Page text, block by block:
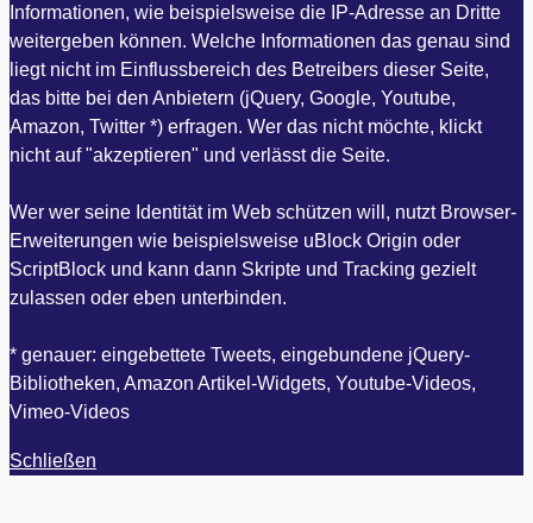
Informationen, wie beispielsweise die IP-Adresse an Dritte
weitergeben können. Welche Informationen das genau sind
liegt nicht im Einflussbereich des Betreibers dieser Seite,
das bitte bei den Anbietern (jQuery, Google, Youtube,
Amazon, Twitter *) erfragen. Wer das nicht möchte, klickt
nicht auf "akzeptieren" und verlässt die Seite.
Wer wer seine Identität im Web schützen will, nutzt Browser-
Erweiterungen wie beispielsweise uBlock Origin oder
ScriptBlock und kann dann Skripte und Tracking gezielt
zulassen oder eben unterbinden.
* genauer: eingebettete Tweets, eingebundene jQuery-
Bibliotheken, Amazon Artikel-Widgets, Youtube-Videos,
Vimeo-Videos
Schließen